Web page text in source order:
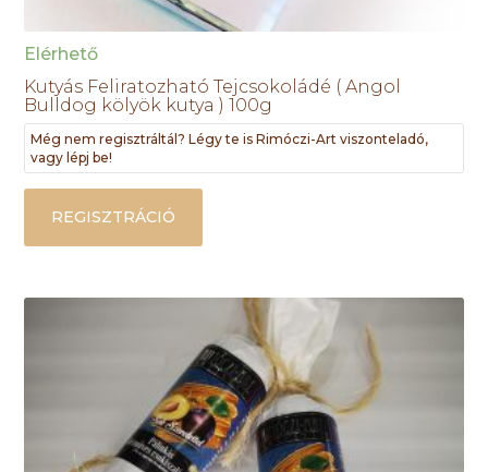
Elérhető
Kutyás Feliratozható Tejcsokoládé ( Angol
Bulldog kölyök kutya ) 100g
Még nem regisztráltál? Légy te is Rimóczi-Art viszonteladó,
vagy lépj be!
REGISZTRÁCIÓ